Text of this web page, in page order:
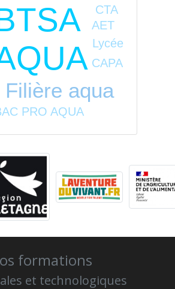
Filière aqua
PRO AQUA
Lycée
AET
CAPA
CTA
formations
et technologiques